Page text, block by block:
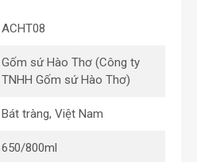
ACHT08
Gốm sứ Hào Thơ (Công ty
TNHH Gốm sứ Hào Thơ)
Bát tràng, Việt Nam
650/800ml